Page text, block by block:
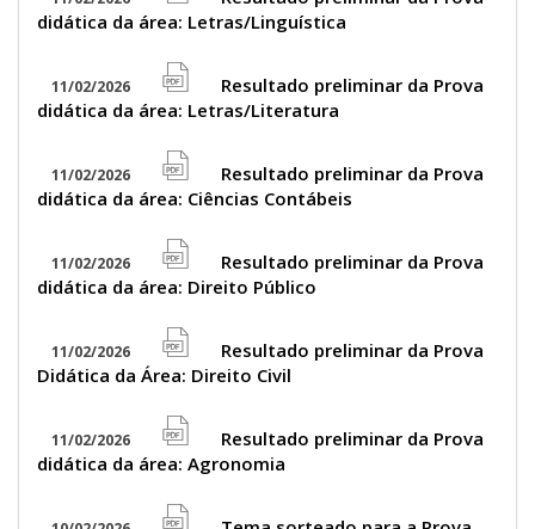
file
pdf
icon
didática da área: Letras/Linguística
11/02/2026
file
pdf
icon
Resultado preliminar da Prova
didática da área: Letras/Literatura
11/02/2026
file
pdf
icon
Resultado preliminar da Prova
didática da área: Ciências Contábeis
11/02/2026
file
pdf
icon
Resultado preliminar da Prova
didática da área: Direito Público
11/02/2026
file
pdf
icon
Resultado preliminar da Prova
Didática da Área: Direito Civil
11/02/2026
file
pdf
Resultado preliminar da Prova
didática da área: Agronomia